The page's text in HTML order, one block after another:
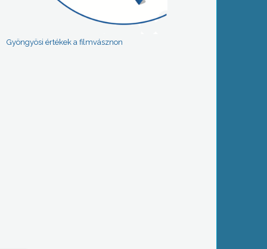
Gyöngyösi értékek a filmvásznon